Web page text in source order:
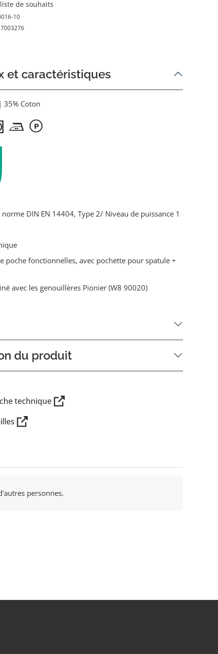
de souhaits
10
et caractéristiques
35% Coton
DIN EN 14404, Type 2/ Niveau de puissance 1
poche fonctionnelles, avec pochette pour spatule +
avec les genouillères Pionier (W8 90020)
du produit
technique
personnes.